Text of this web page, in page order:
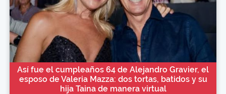
Así fue el cumpleaños 64 de Alejandro Gravier, el
esposo de Valeria Mazza: dos tortas, batidos y su
hija Taina de manera virtual